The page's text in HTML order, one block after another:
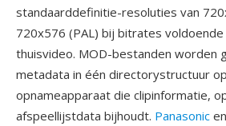
standaarddefinitie-resoluties van
720x576 (PAL) bij bitrates
thuisvideo. MOD-bestanden worden
metadata in één directorystructuur
opnameapparaat die clipinformatie,
afspeellijstdata bijhoudt. Panasonic